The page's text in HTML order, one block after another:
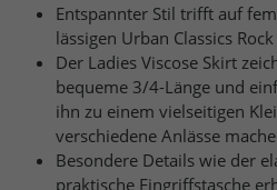
Entspannter Stil trifft auf
lässigen Urban Classics Rock
Der Ladies Viscose Skirt
bequeme 3/4-Länge und
ihn zu einem vielseitigen
verschiedene Anlässe
Besondere Details wie der
praktische Eingriffstasche